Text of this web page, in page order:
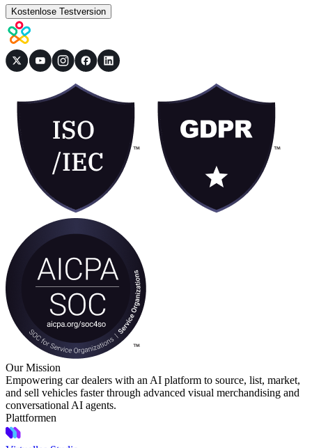
Kostenlose Testversion
Our Mission
Empowering car dealers with an AI platform to source, list, market,
and sell vehicles faster through advanced visual merchandising and
conversational AI agents.
Plattformen